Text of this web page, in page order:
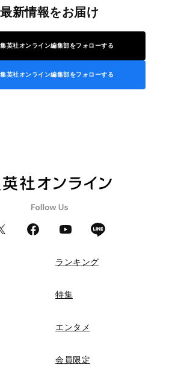
最新情報をお届け
集英社オンライン編集部をフォローする
集英社オンライン編集部をフォローする
ランキング
特集
エンタメ
会員限定